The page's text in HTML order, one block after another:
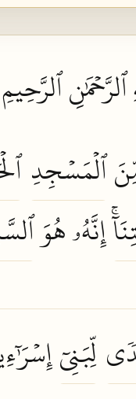
ٱلرَّحۡمَٰنِ ٱلرَّحِيمِ
ٱلۡمَسۡجِدِ
إِنَّهُۥ هُوَ
لِّبَنِيٓ